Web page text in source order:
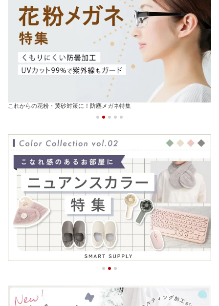
これからの花粉・黄砂対策に！防塵メガネ特集